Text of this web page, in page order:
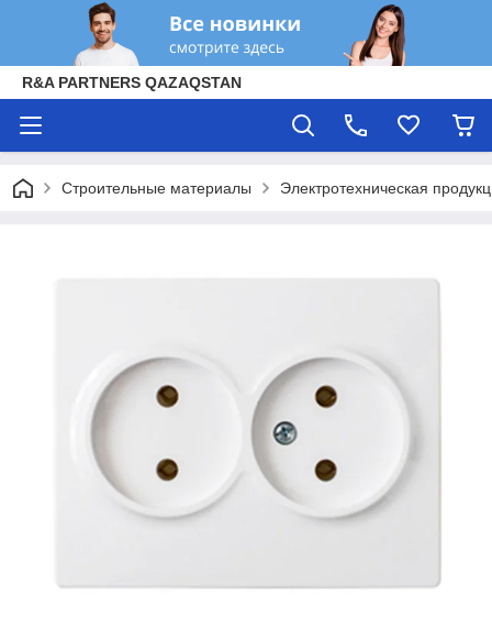
R&A PARTNERS QAZAQSTAN
Строительные материалы Электротехническая